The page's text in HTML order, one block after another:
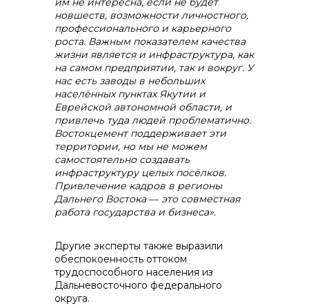
новшеств, возможности личностного,
профессионального и карьерного
роста. Важным показателем качества
жизни является и инфраструктура, как
на самом предприятии, так и вокруг. У
нас есть заводы в небольших
населённых пунктах Якутии и
Еврейской автономной области, и
привлечь туда людей проблематично.
Востокцемент поддерживает эти
территории, но мы не можем
самостоятельно создавать
инфраструктуру целых посёлков.
Привлечение кадров в регионы
Дальнего Востока― это совместная
работа государства и бизнеса».
Другие эксперты также выразили
обеспокоенность оттоком
трудоспособного населения из
Дальневосточного федерального
округа.